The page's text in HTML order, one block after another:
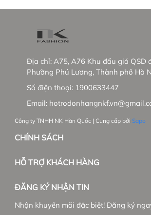
Địa chỉ: A75, A76 Khu đấu giá QSD
Phường Phú Lương, Thành phố Hà
Số điện thoại: 1900633447
Email:
Công ty TNHH NK Hàn Quốc | Cung cấp bởi Sapo
CHÍNH SÁCH
HỖ TRỢ KHÁCH HÀNG
ĐĂNG KÝ NHẬN TIN
Nhận khuyến mãi đặc biệt! Đăng ký